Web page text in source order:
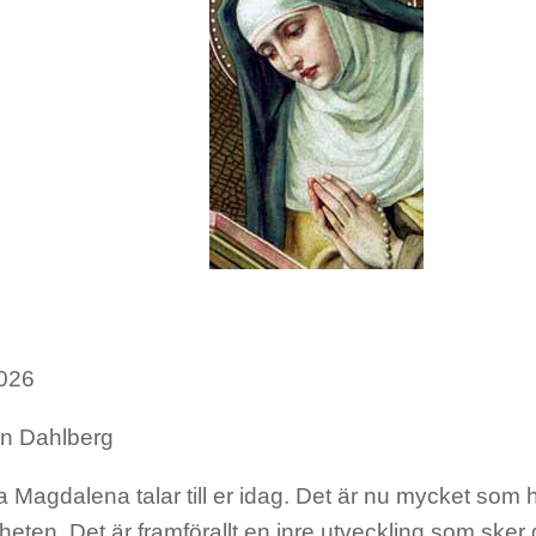
Dahlberg
Magdalena talar till er idag. Det är nu mycket som